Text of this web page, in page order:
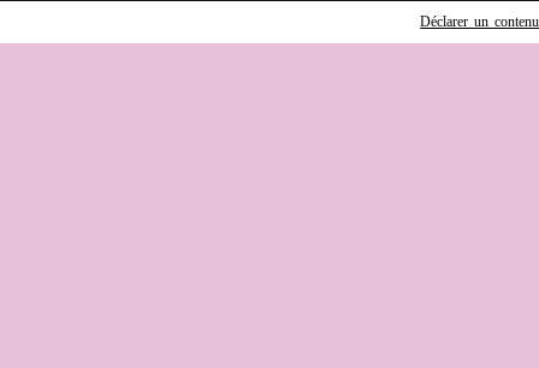
Déclarer un